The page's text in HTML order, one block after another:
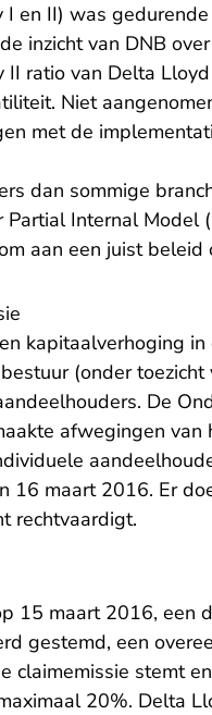
I en II) was
inzicht van DNB
ratio van Delta
Niet
met de
dan sommige
Internal Model
aan een juist
kapitaalverhoging
(onder
De
afwegingen van
16 maart 2016. Er
rechtvaardigt.
15 maart 2016, een
gestemd, een
claimemissie stemt
20%. Delta